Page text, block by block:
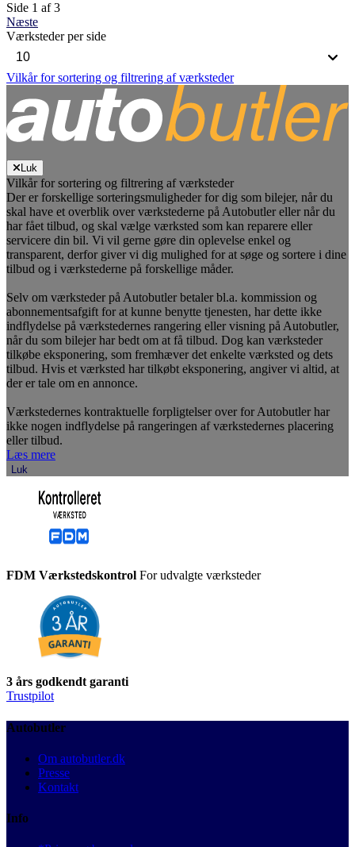
Side 1 af 3
Næste
Værksteder per side
Vilkår for sortering og filtrering af værksteder
Luk
Vilkår for sortering og filtrering af værksteder
Der er forskellige sorteringsmuligheder for dig som bilejer, når du
skal have et overblik over værkstederne på Autobutler eller når du
har fået tilbud, og skal vælge værksted som kan reparere eller
servicere din bil. Vi vil gerne gøre din oplevelse enkel og
transparent, derfor giver vi dig mulighed for at søge og sortere i dine
tilbud og i værkstederne på forskellige måder.
Selv om værksteder på Autobutler betaler bl.a. kommission og
abonnementsafgift for at kunne benytte tjenesten, har dette ikke
indflydelse på værkstedernes rangering eller visning på Autobutler,
når du som bilejer har bedt om at få tilbud. Dog kan værksteder
tilkøbe eksponering, som fremhæver det enkelte værksted og dets
tilbud. Hvis et værksted har tilkøbt eksponering, angiver vi altid, at
der er tale om en annonce.
Værkstedernes kontraktuelle forpligtelser over for Autobutler har
ikke nogen indflydelse på rangeringen af værkstedernes placering
eller tilbud.
Læs mere
Luk
FDM Værkstedskontrol For udvalgte værksteder
3 års godkendt garanti
Trustpilot
Autobutler
Om autobutler.dk
Presse
Kontakt
Info